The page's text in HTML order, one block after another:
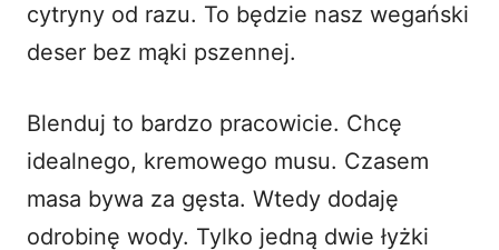
cytryny od razu. To będzie nasz wegański
deser bez mąki pszennej.
Blenduj to bardzo pracowicie. Chcę
idealnego, kremowego musu. Czasem
masa bywa za gęsta. Wtedy dodaję
odrobinę wody. Tylko jedną dwie łyżki